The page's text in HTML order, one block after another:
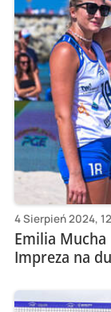
4 Sierpień 2024,
Emilia
Impreza na